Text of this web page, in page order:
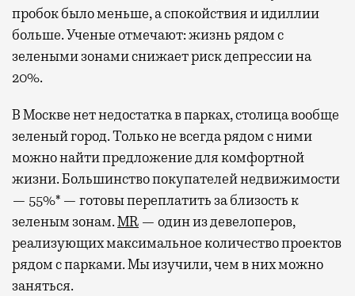
пробок было меньше, а спокойствия и идиллии
больше. Ученые отмечают: жизнь рядом с
зелеными зонами снижает риск депрессии на
20%.
В Москве нет недостатка в парках, столица вообще
зеленый город. Только не всегда рядом с ними
можно найти предложение для комфортной
жизни. Большинство покупателей недвижимости
— 55%* — готовы переплатить за близость к
зеленым зонам.MR — один из девелоперов,
реализующих максимальное количество проектов
рядом с парками. Мы изучили, чем в них можно
заняться.